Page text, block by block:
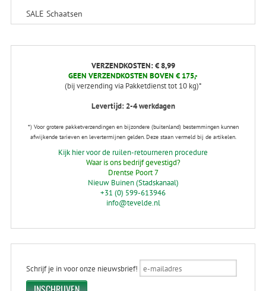
SALE Schaatsen
VERZENDKOSTEN: € 8,99
GEEN VERZENDKOSTEN BOVEN € 175,-
(bij verzending via Pakketdienst tot 10 kg)*
Levertijd: 2-4 werkdagen
*) Voor grotere pakketverzendingen en bijzondere (buitenland) bestemmingen kunnen
afwijkende tarieven en levertermijnen gelden. Deze staan vermeld bij de artikelen.
Kijk hier voor de ruilen-retourneren procedure
Waar is ons bedrijf gevestigd?
Drentse Poort 7
Nieuw Buinen (Stadskanaal)
+31 (0) 599-613946
info@tevelde.nl
Schrijf je in voor onze nieuwsbrief!